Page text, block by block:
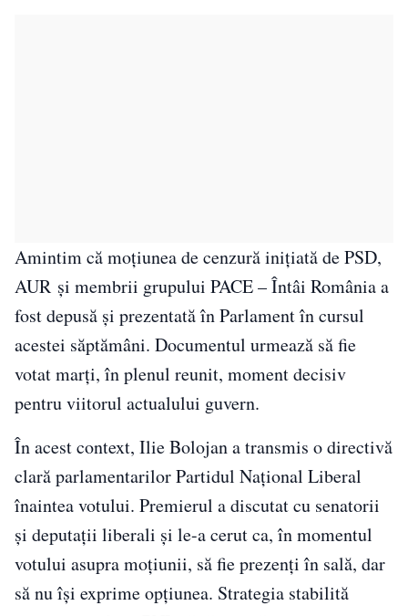
Amintim că moțiunea de cenzură inițiată dePSD,
AUR și membrii grupului PACE – Întâi Româniaa
fost depusă și prezentată în Parlament în cursul
acestei săptămâni. Documentul urmează să fie
votat marți, în plenul reunit, moment decisiv
pentru viitorul actualului guvern.
În acest context, Ilie Bolojana transmis o directivă
clară parlamentarilorPartidul Național Liberal
înaintea votului. Premierul a discutat cu senatorii
și deputații liberali și le-a cerut ca, în momentul
votului asupra moțiunii, să fie prezenți în sală, dar
să nu își exprime opțiunea. Strategia stabilită